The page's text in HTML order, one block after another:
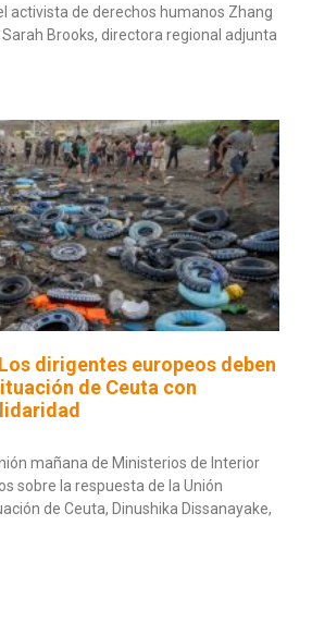
activista de derechos humanos Zhang
Brooks, directora regional adjunta
dirigentes europeos deben
de Ceuta con
mañana de Ministerios de Interior
sobre la respuesta de la Unión
de Ceuta, Dinushika Dissanayake,